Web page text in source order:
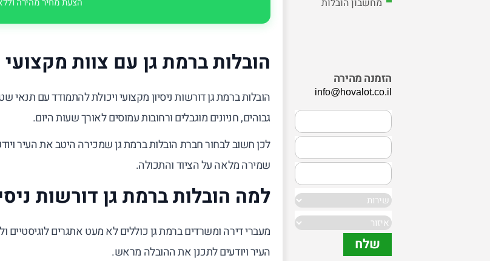
הובלות ברמת גן עם צוות מקצועי
הובלות ברמת גן דורשות ניסיון מקצועי ויכולת להתמודד עם תנאי
גבוהים, חניונים מוגבלים ורחובות עמוסים לאורך שעות היום.
לכן חשוב לבחור חברת הובלות ברמת גן שמכירה היטב את העיר
שמירה מלאה על הציוד והתכולה.
למה הובלות ברמת גן דורשות
מעברי דירה ומשרדים ברמת גן כוללים לא מעט אתגרים לוגיסטיים
העיר ויודעים לתכנן את ההובלה מראש.
מחשבון הובלות
הזמנה מהירה
info@hovalot.co.il